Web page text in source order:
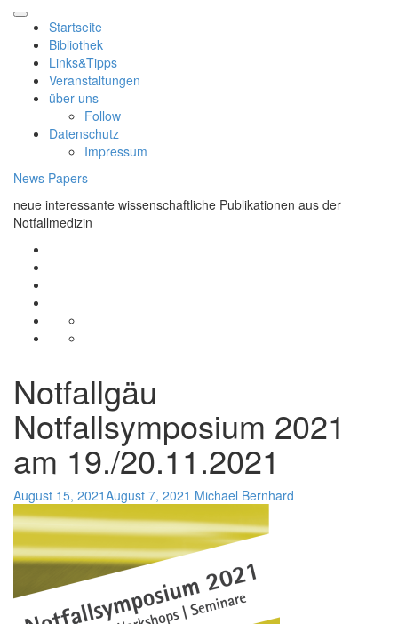
Skip
content
Startseite
Bibliothek
Links&Tipps
Veranstaltungen
über uns
Follow
Datenschutz
Impressum
News Papers
neue interessante wissenschaftliche Publikationen aus der
Notfallmedizin
über
Datenschutz
Notfallgäu
Notfallsymposium 2021
am 19./20.11.2021
August 15, 2021August 7, 2021 Michael Bernhard